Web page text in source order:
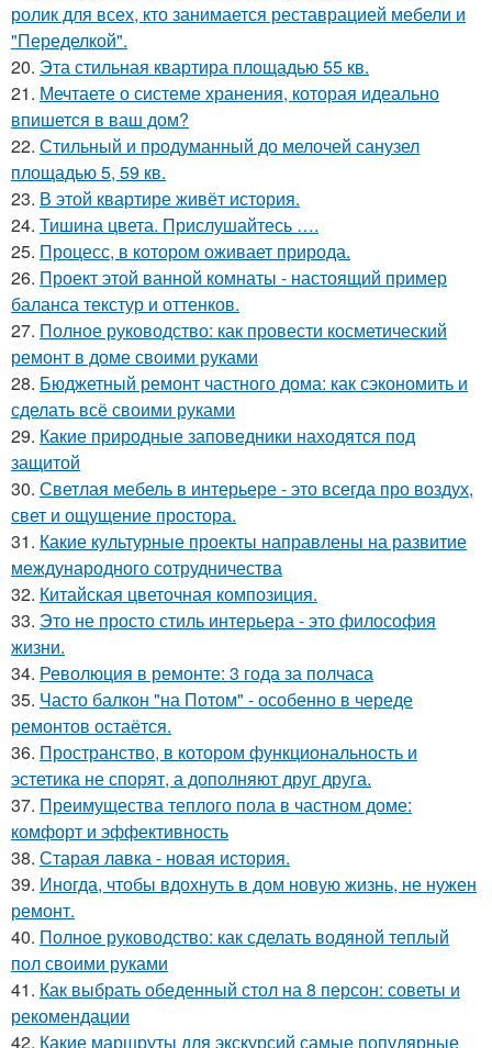
ролик для всех, кто занимается реставрацией мебели и
"Переделкой".
20. Эта стильная квартира площадью 55 кв.
21. Мечтаете о системе хранения, которая идеально
впишется в ваш дом?
22. Стильный и продуманный до мелочей санузел
площадью 5, 59 кв.
23. В этой квартире живёт история.
24. Тишина цвета. Прислушайтесь ….
25. Процесс, в котором оживает природа.
26. Проект этой ванной комнаты - настоящий пример
баланса текстур и оттенков.
27. Полное руководство: как провести косметический
ремонт в доме своими руками
28. Бюджетный ремонт частного дома: как сэкономить и
сделать всё своими руками
29. Какие природные заповедники находятся под
защитой
30. Светлая мебель в интерьере - это всегда про воздух,
свет и ощущение простора.
31. Какие культурные проекты направлены на развитие
международного сотрудничества
32. Китайская цветочная композиция.
33. Это не просто стиль интерьера - это философия
жизни.
34. Революция в ремонте: 3 года за полчаса
35. Часто балкон "на Потом" - особенно в череде
ремонтов остаётся.
36. Пространство, в котором функциональность и
эстетика не спорят, а дополняют друг друга.
37. Преимущества теплого пола в частном доме:
комфорт и эффективность
38. Старая лавка - новая история.
39. Иногда, чтобы вдохнуть в дом новую жизнь, не нужен
ремонт.
40. Полное руководство: как сделать водяной теплый
пол своими руками
41. Как выбрать обеденный стол на 8 персон: советы и
рекомендации
42. Какие маршруты для экскурсий самые популярные